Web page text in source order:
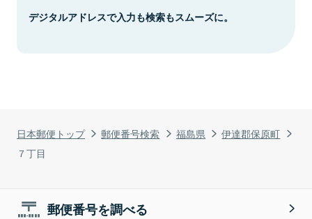
日本郵便トップ 郵便番号検索 福島県
伊達郡保原町
７丁目
デジタルアドレスで入力も検索もスムーズに。
郵便番号を調べる